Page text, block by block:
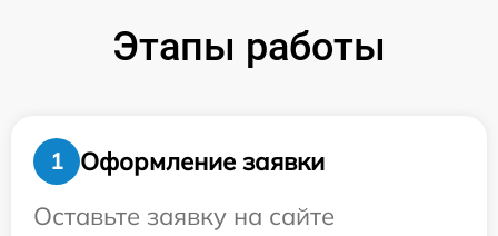
Этапы работы
1
Оформление заявки
Оставьте заявку на сайте